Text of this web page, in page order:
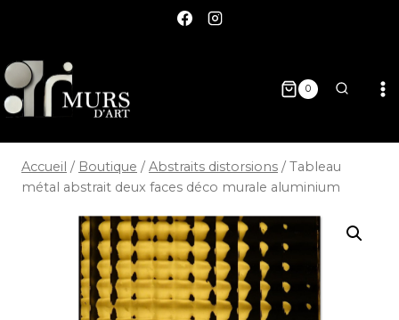
0
Accueil / Boutique / Abstraits distorsions / Tableau
métal abstrait deux faces déco murale aluminium